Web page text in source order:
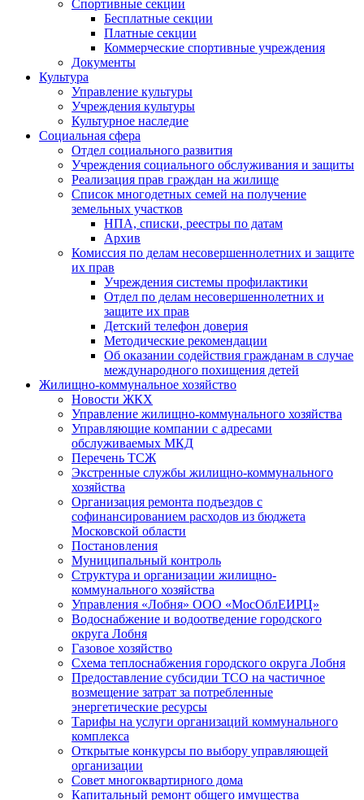
Спортивные секции
Бесплатные секции
Платные секции
Коммерческие спортивные учреждения
Документы
Культура
Управление культуры
Учреждения культуры
Культурное наследие
Социальная сфера
Отдел социального развития
Учреждения социального обслуживания и защиты
Реализация прав граждан на жилище
Список многодетных семей на получение
земельных участков
НПА, списки, реестры по датам
Архив
Комиссия по делам несовершеннолетних и защите
их прав
Учреждения системы профилактики
Отдел по делам несовершеннолетних и
защите их прав
Детский телефон доверия
Методические рекомендации
Об оказании содействия гражданам в случае
международного похищения детей
Жилищно-коммунальное хозяйство
Новости ЖКХ
Управление жилищно-коммунального хозяйства
Управляющие компании с адресами
обслуживаемых МКД
Перечень ТСЖ
Экстренные службы жилищно-коммунального
хозяйства
Организация ремонта подъездов с
софинансированием расходов из бюджета
Московской области
Постановления
Муниципальный контроль
Структура и организации жилищно-
коммунального хозяйства
Управления «Лобня» ООО «МосОблЕИРЦ»
Водоснабжение и водоотведение городского
округа Лобня
Газовое хозяйство
Схема теплоснабжения городского округа Лобня
Предоставление субсидии ТСО на частичное
возмещение затрат за потребленные
энергетические ресурсы
Тарифы на услуги организаций коммунального
комплекса
Открытые конкурсы по выбору управляющей
организации
Совет многоквартирного дома
Капитальный ремонт общего имущества